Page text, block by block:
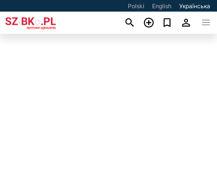
Polski English Українська